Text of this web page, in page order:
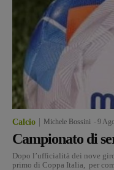
Calcio Michele Bossini 9
Campionato di
Dopo l’ufficialità dei nove
primo di Coppa Italia, per